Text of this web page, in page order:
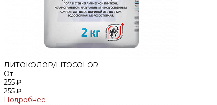
ЛИТОКОЛОР/LITOCOLOR
От
255 ₽
255 ₽
Подробнее